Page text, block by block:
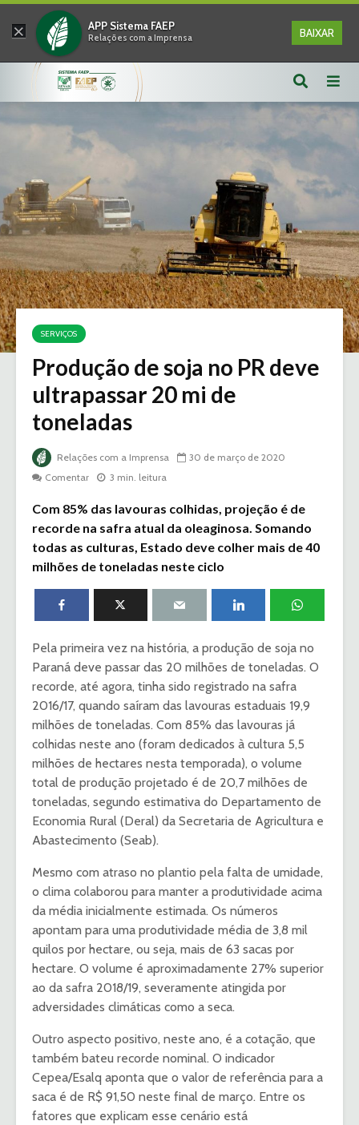
× APP Sistema FAEP
Relações com a Imprensa BAIXAR
SERVIÇOS
Produção de soja no PR deve
ultrapassar 20 mi de
toneladas
Relações com a Imprensa
30 de março de 2020
Comentar
3 min. leitura
Com 85% das lavouras colhidas, projeção é de
recorde na safra atual da oleaginosa. Somando
todas as culturas, Estado deve colher mais de 40
milhões de toneladas neste ciclo
Pela primeira vez na história, a produção de soja no
Paraná deve passar das 20 milhões de toneladas. O
recorde, até agora, tinha sido registrado na safra
2016/17, quando saíram das lavouras estaduais 19,9
milhões de toneladas. Com 85% das lavouras já
colhidas neste ano (foram dedicados à cultura 5,5
milhões de hectares nesta temporada), o volume
total de produção projetado é de 20,7 milhões de
toneladas, segundo estimativa do Departamento de
Economia Rural (Deral) da Secretaria de Agricultura e
Abastecimento (Seab).
Mesmo com atraso no plantio pela falta de umidade,
o clima colaborou para manter a produtividade acima
da média inicialmente estimada. Os números
apontam para uma produtividade média de 3,8 mil
quilos por hectare, ou seja, mais de 63 sacas por
hectare. O volume é aproximadamente 27% superior
ao da safra 2018/19, severamente atingida por
adversidades climáticas como a seca.
Outro aspecto positivo, neste ano, é a cotação, que
também bateu recorde nominal. O indicador
Cepea/Esalq aponta que o valor de referência para a
saca é de R$ 91,50 neste final de março. Entre os
fatores que explicam esse cenário está